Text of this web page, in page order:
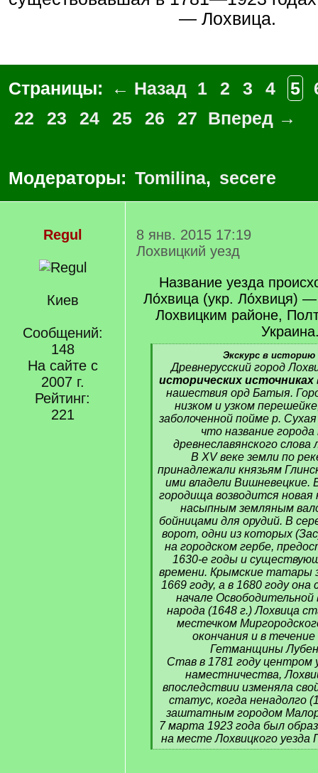
— Лохвица.
Страницы: ← Назад 1 2 3 4 5
22
23 24 25 26 27 Вперед →
Модераторы: Tomilina, secere
Regul
Киев
Сообщений:
148
На сайте с
2007 г.
Рейтинг:
221
8 янв. 2015 17:19
Лохвицкий уезд
Название уезда
Ло́хвица (укр. Ло́хвиця)
Лохвицким районе,
Экскурс в историю
Древнерусский город
исторических источниках
нашествия орд Батыя.
низком и узком
заболоченной пойме р.
что название
древнеславянского слова
В XV веке земли по
принадлежали князьям
ими владели Вишневецкие.
городища возводится новая
насыпным земляным
бойницами для орудий. В
ворот, одни из которых
на городском гербе,
1630-е годы и
времени. Крымские татары
1669 году, а в 1680 году
начале Освободительной
народа (1648 г.) Лохвица
местечком
окончания и в
Гетманщины
Став в 1781 году центром
наместничества,
впоследствии изменяла
статус, когда ненадолго
заштатным городом
7 марта 1923 года был
на месте Лохвицкого уезда